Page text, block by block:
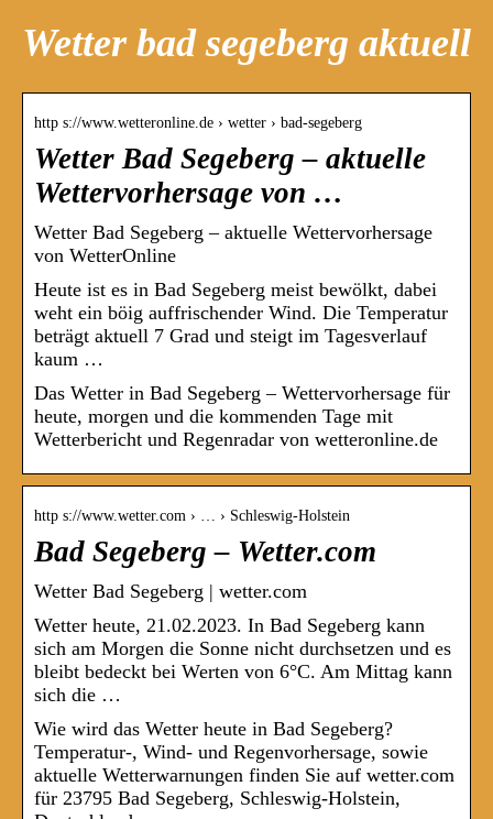
Wetter bad segeberg aktuell
http s://www.wetteronline.de › wetter › bad-segeberg
Wetter Bad Segeberg – aktuelle
Wettervorhersage von …
Wetter Bad Segeberg – aktuelle Wettervorhersage
von WetterOnline
Heute ist es in Bad Segeberg meist bewölkt, dabei
weht ein böig auffrischender Wind. Die Temperatur
beträgt aktuell 7 Grad und steigt im Tagesverlauf
kaum …
Das Wetter in Bad Segeberg – Wettervorhersage für
heute, morgen und die kommenden Tage mit
Wetterbericht und Regenradar von wetteronline.de
http s://www.wetter.com › … › Schleswig-Holstein
Bad Segeberg – Wetter.com
Wetter Bad Segeberg | wetter.com
Wetter heute, 21.02.2023. In Bad Segeberg kann
sich am Morgen die Sonne nicht durchsetzen und es
bleibt bedeckt bei Werten von 6°C. Am Mittag kann
sich die …
Wie wird das Wetter heute in Bad Segeberg?
Temperatur-, Wind- und Regenvorhersage, sowie
aktuelle Wetterwarnungen finden Sie auf wetter.com
für 23795 Bad Segeberg, Schleswig-Holstein,